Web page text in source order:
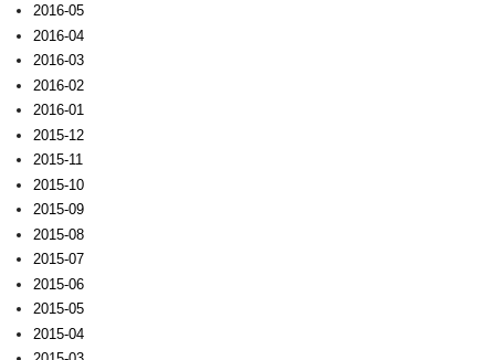
2016-05
2016-04
2016-03
2016-02
2016-01
2015-12
2015-11
2015-10
2015-09
2015-08
2015-07
2015-06
2015-05
2015-04